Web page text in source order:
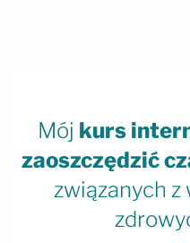
Mój kurs
zaoszczędzić
związanych